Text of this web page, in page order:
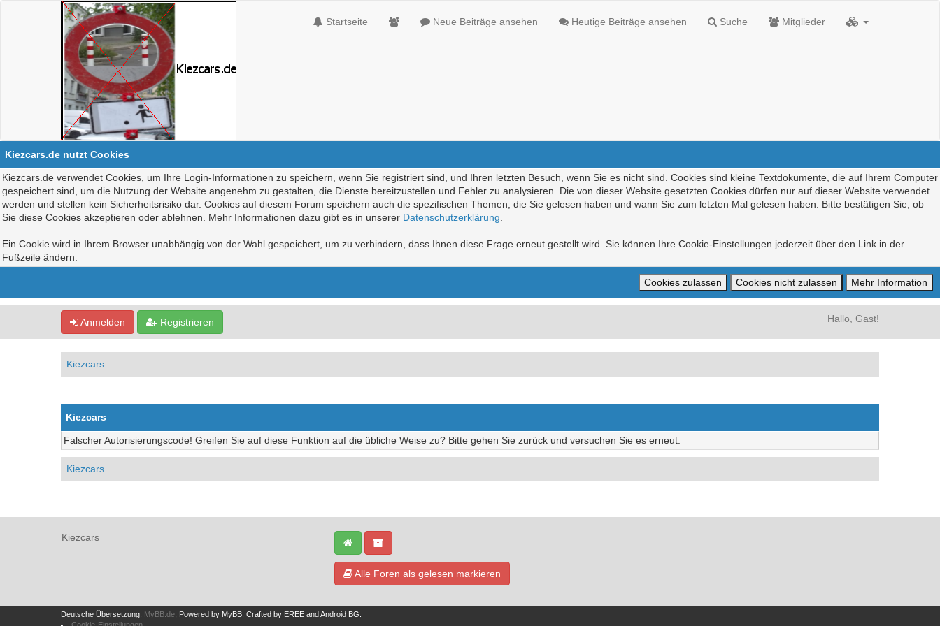
Startseite Neue Beiträge ansehen Heutige Beiträge ansehen Suche Mitglieder
Kiezcars.de nutzt Cookies
Kiezcars.de verwendet Cookies, um Ihre Login-Informationen zu speichern, wenn Sie registriert sind, und Ihren letzten Besuch, wenn Sie es nicht sind. Cookies sind kleine Textdokumente, die auf Ihrem Computer
gespeichert sind, um die Nutzung der Website angenehm zu gestalten, die Dienste bereitzustellen und Fehler zu analysieren. Die von dieser Website gesetzten Cookies dürfen nur auf dieser Website verwendet
werden und stellen kein Sicherheitsrisiko dar. Cookies auf diesem Forum speichern auch die spezifischen Themen, die Sie gelesen haben und wann Sie zum letzten Mal gelesen haben. Bitte bestätigen Sie, ob
Sie diese Cookies akzeptieren oder ablehnen. Mehr Informationen dazu gibt es in unserer Datenschutzerklärung
Ein Cookie wird in Ihrem Browser unabhängig von der Wahl gespeichert, um zu verhindern, dass Ihnen diese Frage erneut gestellt wird. Sie können Ihre Cookie-Einstellungen jederzeit über den Link in der
Fußzeile ändern.
Anmelden Registrieren Hallo, Gast!
Kiezcars
Kiezcars
Falscher Autorisierungscode! Greifen Sie auf diese Funktion auf die übliche Weise zu? Bitte gehen Sie zurück und versuchen Sie es erneut.
Kiezcars
Kiezcars
Alle Foren als gelesen markieren
Deutsche Übersetzung: MyBB.de , Powered by MyBB Crafted by EREE andAndroid BG